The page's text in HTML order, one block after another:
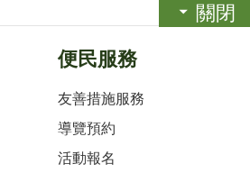
關閉
便民服務
友善措施服務
導覽預約
活動報名